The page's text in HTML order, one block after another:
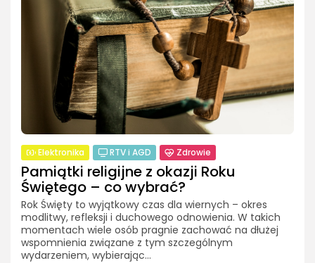
Elektronika RTV i AGD Zdrowie
Pamiątki religijne z okazji Roku
Świętego – co wybrać?
Rok Święty to wyjątkowy czas dla wiernych – okres
modlitwy, refleksji i duchowego odnowienia. W takich
momentach wiele osób pragnie zachować na dłużej
wspomnienia związane z tym szczególnym
wydarzeniem, wybierając...